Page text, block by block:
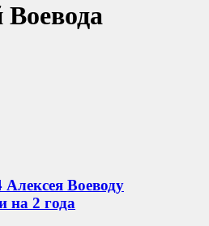
Воевода
Воеводу
на 2 года